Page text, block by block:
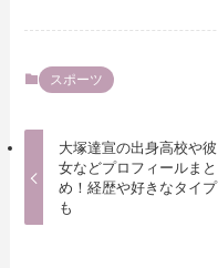
スポーツ
大塚達宣の出身高校や彼
女などプロフィールまと
め！経歴や好きなタイプ
も